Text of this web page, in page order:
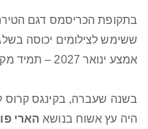
בתקופת הכריסמס דגם
אמצע ינואר 2027 – תמיד מקסים!
היה עץ אשוח בנושא הארי